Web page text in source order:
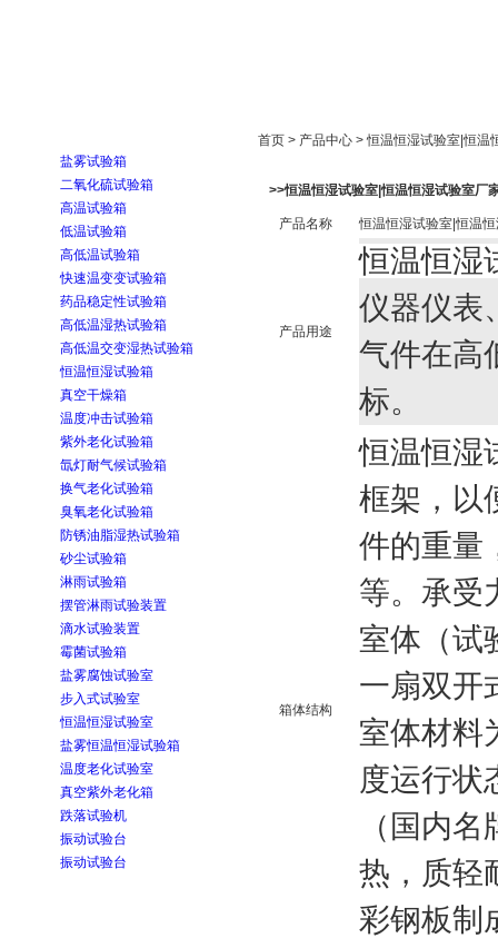
盐雾试验箱
二氧化硫试验箱
高温试验箱
低温试验箱
高低温试验箱
快速温变变试验箱
药品稳定性试验箱
高低温湿热试验箱
高低温交变湿热试验箱
恒温恒湿试验箱
真空干燥箱
温度冲击试验箱
紫外老化试验箱
氙灯耐气候试验箱
换气老化试验箱
臭氧老化试验箱
防锈油脂湿热试验箱
砂尘试验箱
淋雨试验箱
摆管淋雨试验装置
滴水试验装置
霉菌试验箱
盐雾腐蚀试验室
步入式试验室
恒温恒湿试验室
盐雾恒温恒湿试验箱
温度老化试验室
真空紫外老化箱
跌落试验机
振动试验台
振动试验台
首页 > 产品中心 > 恒温恒湿试验室|恒温
>>恒温恒湿试验室|恒温恒湿试验室厂
产品名称 恒温恒湿试验室|恒温
产品用途
恒温恒湿
仪器仪表
气件在高
标。
箱体结构
恒温恒湿
框架，以
件的重量
等。承受
室体（试
一扇双开
室体材料
度运行状
（国内
热，质轻
彩钢板制